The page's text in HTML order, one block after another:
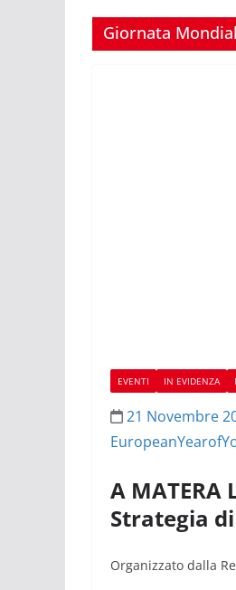
Giornata
EVENTI IN EVIDENZA
21 Novembre
A MATERA
Strategia
Organizzato dalla